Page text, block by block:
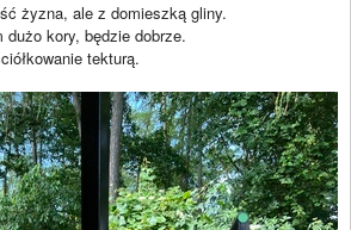
żyzna, ale z domieszką gliny.
dużo kory, będzie dobrze.
tekturą.